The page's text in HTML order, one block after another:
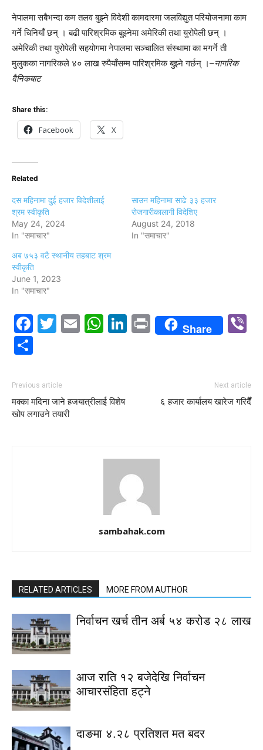
नेपालमा सबैभन्दा कम तलव बुझ्ने विदेशी कामदारमा जलविद्युत परियोजनामा काम
गर्ने चिनियाँ छन् । बढी पारिश्रमिक बुझ्नेमा अमेरिकी तथा युरोपेली छन् ।
अमेरिकी तथा युरोपेली सहयोगमा नेपालमा सञ्चालित संस्थामा का मगर्ने ती
मुलुकका नागरिकले ४० लाख रुपैयाँसम्म पारिश्रमिक बुझ्ने गर्छन् ।–नागरिक
दैनिकबाट
Share this:
Facebook X
Related
दस महिनामा दुई हजार विदेशीलाई
श्रम स्वीकृति
May 24, 2024
In "समाचार"
साउन महिनामा साढे ३३ हजार
राेजगारीकालागी विदेशिए
August 24, 2018
In "समाचार"
अब ७५३ वटै स्थानीय तहबाट श्रम
स्वीकृति
June 1, 2023
In "समाचार"
Facebook
Twitter
EmailWhatsApp
LinkedIn
PrintShare
Previous article
मक्का मदिना जाने हजयात्रीलाई विशेष
खोप लगाउने तयारी
Next article
६ हजार कार्यालय खारेज गरिदैँ
sambahak.com
RELATED ARTICLES MORE FROM AUTHOR
निर्वाचन खर्च तीन अर्ब ५४ करोड २८ लाख
आज राति १२ बजेदेखि निर्वाचन
आचारसंहिता हट्ने
दाङमा ४.२८ प्रतिशत मत बदर